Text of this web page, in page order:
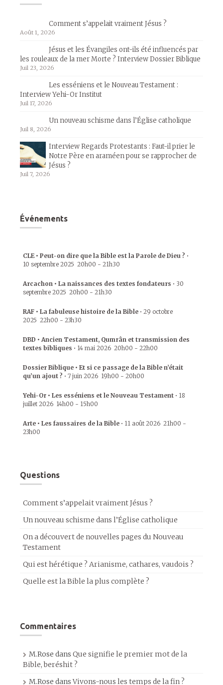
Comment s’appelait vraiment Jésus ?
Août 1, 2026
Jésus et les Évangiles ont-ils été influencés par
les rouleaux de la mer Morte ? Interview Dossier Biblique
Juil 23, 2026
Les esséniens et le Nouveau Testament :
Interview Yehi-Or Institut
Juil 17, 2026
Un nouveau schisme dans l’Église catholique
Juil 8, 2026
Interview Regards Protestants : Faut-il prier le
Notre Père en araméen pour se rapprocher de
Jésus ?
Juil 7, 2026
Événements
CLE • Peut-on dire que la Bible est la Parole de Dieu ? •
10 septembre 2025 20h00 - 21h30
Arcachon • La naissances des textes fondateurs • 30
septembre 2025 20h00 - 21h30
RAF • La fabuleuse histoire de la Bible • 29 octobre
2025 22h00 - 23h30
DBD • Ancien Testament, Qumrân et transmission des
textes bibliques • 14 mai 2026 20h00 - 22h00
Dossier Biblique • Et si ce passage de la Bible n’était
qu’un ajout ? • 7 juin 2026 19h00 - 20h00
Yehi-Or • Les esséniens et le Nouveau Testament • 18
juillet 2026 14h00 - 15h00
Arte • Les faussaires de la Bible • 11 août 2026 21h00 -
23h00
Questions
Comment s’appelait vraiment Jésus ?
Un nouveau schisme dans l’Église catholique
On a découvert de nouvelles pages du Nouveau
Testament
Qui est hérétique ? Arianisme, cathares, vaudois ?
Quelle est la Bible la plus complète ?
Commentaires
M.Rose dans Que signifie le premier mot de la
Bible, beréshit ?
M.Rose dansVivons-nous les temps de la fin ?